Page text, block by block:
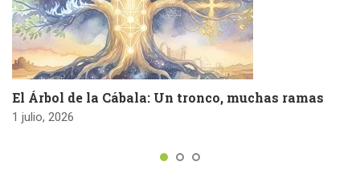
El Árbol de la Cábala: Un tronco, muchas ramas
1 julio, 2026